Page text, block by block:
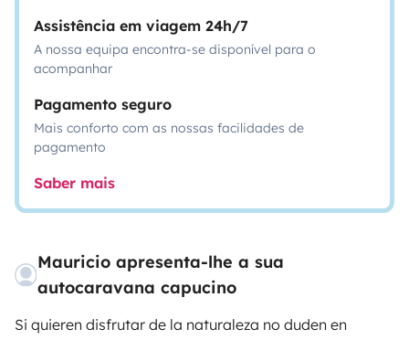
Assistência em viagem 24h/7
A nossa equipa encontra-se disponível para o
acompanhar
Pagamento seguro
Mais conforto com as nossas facilidades de
pagamento
Saber mais
Mauricio apresenta-lhe a sua
autocaravana capucino
Si quieren disfrutar de la naturaleza no duden en